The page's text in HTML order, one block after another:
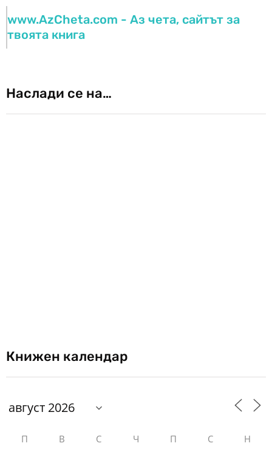
www.AzCheta.com - Аз чета, сайтът за
твоята книга
Наслади се на…
Книжен календар
П В С Ч П С Н